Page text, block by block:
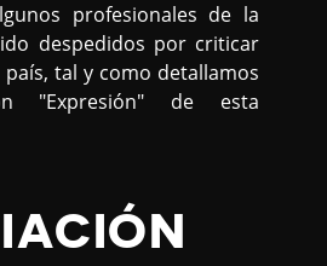
profesionales de la
despedidos por criticar
tal y como detallamos
"Expresión" de esta